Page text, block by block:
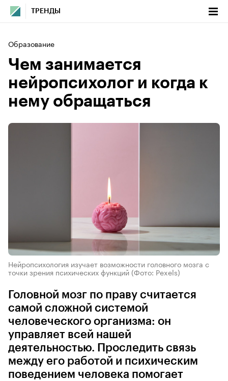
ТРЕНДЫ
Образование
Чем занимается
нейропсихолог и когда к
нему обращаться
Нейропсихология изучает возможности головного мозга с
точки зрения психических функций (Фото: Pexels)
Головной мозг по праву считается
самой сложной системой
человеческого организма: он
управляет всей нашей
деятельностью. Проследить связь
между его работой и психическим
поведением человека помогает